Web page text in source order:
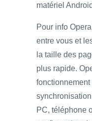
matériel
Pour info
entre vous et
la taille des
plus rapide.
PC, téléphone